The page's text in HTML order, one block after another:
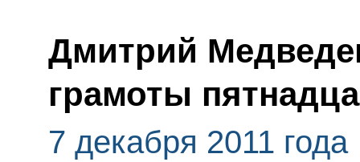
Дмитрий
грамоты
7 декабря 2011 года